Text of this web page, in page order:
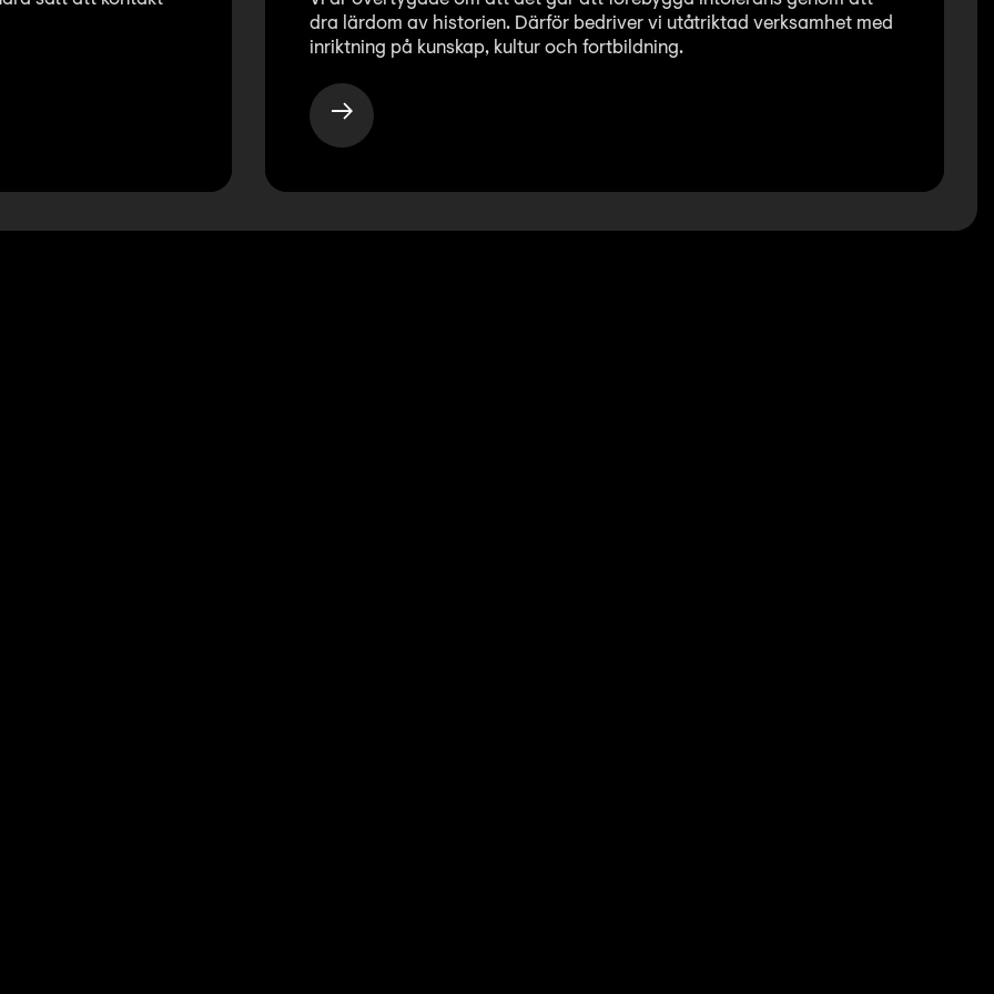
dra lärdom av historien. Därför bedriver vi utåtriktad verksamhet med
inriktning på kunskap, kultur och fortbildning.